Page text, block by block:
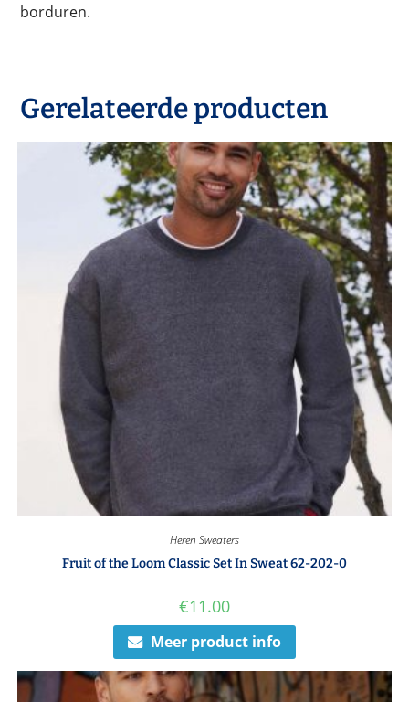
borduren.
Gerelateerde producten
Heren Sweaters
Fruit of the Loom Classic Set In Sweat 62-202-0
€11.00
Meer product info